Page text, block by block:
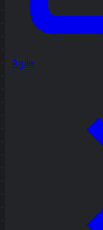
Agile